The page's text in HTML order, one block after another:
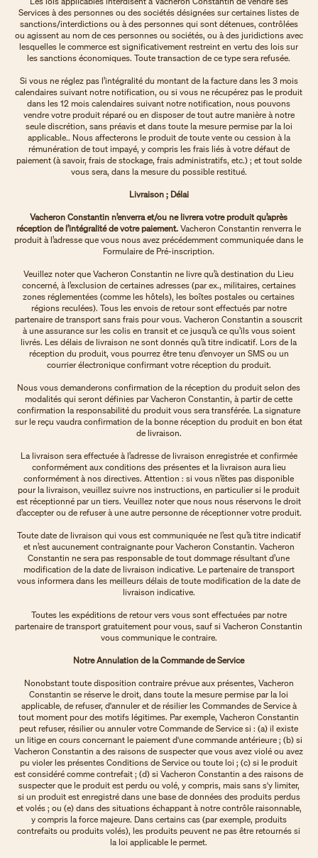
Services à des personnes ou des sociétés désignées sur certaines listes de
sanctions/interdictions ou à des personnes qui sont détenues, contrôlées
ou agissent au nom de ces personnes ou sociétés, ou à des juridictions avec
lesquelles le commerce est significativement restreint en vertu des lois sur
les sanctions économiques. Toute transaction de ce type sera refusée.
Si vous ne réglez pas l’intégralité du montant de la facture dans les 3 mois
calendaires suivant notre notification, ou si vous ne récupérez pas le produit
dans les 12 mois calendaires suivant notre notification, nous pouvons
vendre votre produit réparé ou en disposer de tout autre manière à notre
seule discrétion, sans préavis et dans toute la mesure permise par la loi
applicable.. Nous affecterons le produit de toute vente ou cession à la
rémunération de tout impayé, y compris les frais liés à votre défaut de
paiement (à savoir, frais de stockage, frais administratifs, etc.) ; et tout solde
vous sera, dans la mesure du possible restitué.
Livraison ; Délai
Vacheron Constantin n’enverra et/ou ne livrera votre produit qu’après
réception de l’intégralité de votre paiement.Vacheron Constantin renverra le
produit à l’adresse que vous nous avez précédemment communiquée dans le
Formulaire de Pré-inscription.
Veuillez noter que Vacheron Constantin ne livre qu’à destination du Lieu
concerné, à l’exclusion de certaines adresses (par ex., militaires, certaines
zones réglementées (comme les hôtels), les boîtes postales ou certaines
régions reculées). Tous les envois de retour sont effectués par notre
partenaire de transport sans frais pour vous. Vacheron Constantin a souscrit
à une assurance sur les colis en transit et ce jusqu’à ce qu’ils vous soient
livrés. Les délais de livraison ne sont donnés qu’à titre indicatif. Lors de la
réception du produit, vous pourrez être tenu d’envoyer un SMS ou un
courrier électronique confirmant votre réception du produit.
Nous vous demanderons confirmation de la réception du produit selon des
modalités qui seront définies par Vacheron Constantin, à partir de cette
confirmation la responsabilité du produit vous sera transférée. La signature
sur le reçu vaudra confirmation de la bonne réception du produit en bon état
de livraison.
La livraison sera effectuée à l’adresse de livraison enregistrée et confirmée
conformément aux conditions des présentes et la livraison aura lieu
conformément à nos directives. Attention : si vous n’êtes pas disponible
pour la livraison, veuillez suivre nos instructions, en particulier si le produit
est réceptionné par un tiers. Veuillez noter que nous nous réservons le droit
d’accepter ou de refuser à une autre personne de réceptionner votre produit.
Toute date de livraison qui vous est communiquée ne l’est qu’à titre indicatif
et n’est aucunement contraignante pour Vacheron Constantin. Vacheron
Constantin ne sera pas responsable de tout dommage résultant d’une
modification de la date de livraison indicative. Le partenaire de transport
vous informera dans les meilleurs délais de toute modification de la date de
livraison indicative.
Toutes les expéditions de retour vers vous sont effectuées par notre
partenaire de transport gratuitement pour vous, sauf si Vacheron Constantin
vous communique le contraire.
Notre Annulation de la Commande de Service
Nonobstant toute disposition contraire prévue aux présentes, Vacheron
Constantin se réserve le droit, dans toute la mesure permise par la loi
applicable, de refuser, d'annuler et de résilier les Commandes de Service à
tout moment pour des motifs légitimes. Par exemple, Vacheron Constantin
peut refuser, résilier ou annuler votre Commande de Service si : (a) il existe
un litige en cours concernant le paiement d'une commande antérieure ; (b) si
Vacheron Constantin a des raisons de suspecter que vous avez violé ou avez
pu violer les présentes Conditions de Service ou toute loi ; (c) si le produit
est considéré comme contrefait ; (d) si Vacheron Constantin a des raisons de
suspecter que le produit est perdu ou volé, y compris, mais sans s'y limiter,
si un produit est enregistré dans une base de données des produits perdus
et volés ; ou (e) dans des situations échappant à notre contrôle raisonnable,
y compris la force majeure. Dans certains cas (par exemple, produits
contrefaits ou produits volés), les produits peuvent ne pas être retournés si
la loi applicable le permet.